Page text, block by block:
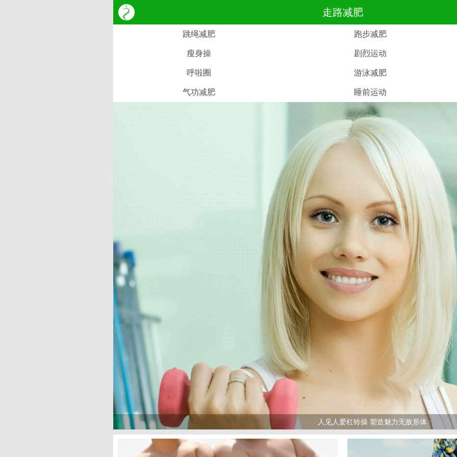
走路减肥
跳绳减肥 跑步减肥
瘦身操 剧烈运动
呼啦圈 游泳减肥
气功减肥 睡前运动
人见人爱杠铃操 塑造魅力无敌形体
>